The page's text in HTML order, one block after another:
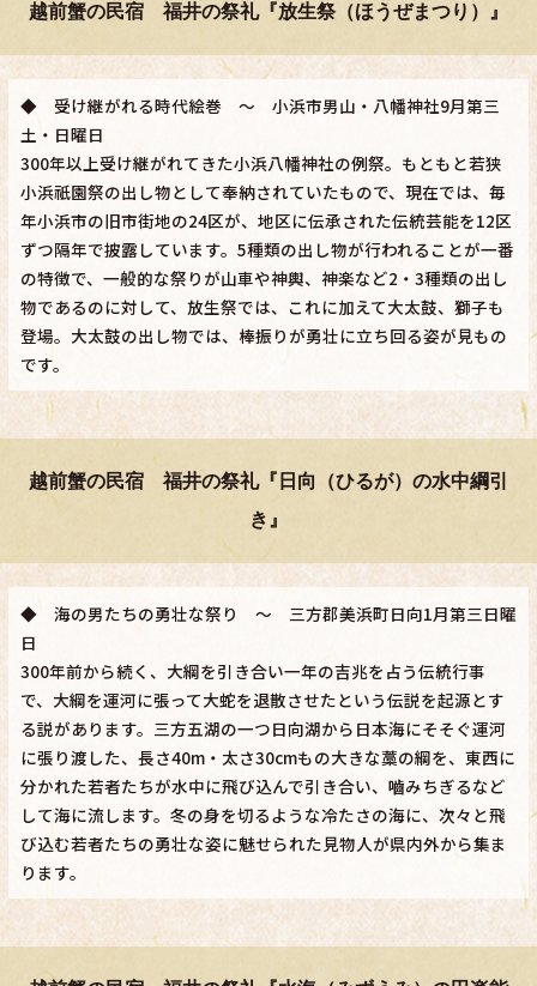
越前蟹の民宿 福井の祭礼『放生祭（ほうぜまつり）』
◆ 受け継がれる時代絵巻 ～ 小浜市男山・八幡神社9月第三
土・日曜日
300年以上受け継がれてきた小浜八幡神社の例祭。もともと若狭
小浜祇園祭の出し物として奉納されていたもので、現在では、毎
年小浜市の旧市街地の24区が、地区に伝承された伝統芸能を12区
ずつ隔年で披露しています。5種類の出し物が行われることが一番
の特徴で、一般的な祭りが山車や神輿、神楽など2・3種類の出し
物であるのに対して、放生祭では、これに加えて大太鼓、獅子も
登場。大太鼓の出し物では、棒振りが勇壮に立ち回る姿が見もの
です。
越前蟹の民宿 福井の祭礼『日向（ひるが）の水中綱引
き』
◆ 海の男たちの勇壮な祭り ～ 三方郡美浜町日向1月第三日曜
日
300年前から続く、大綱を引き合い一年の吉兆を占う伝統行事
で、大綱を運河に張って大蛇を退散させたという伝説を起源とす
る説があります。三方五湖の一つ日向湖から日本海にそそぐ運河
に張り渡した、長さ40m・太さ30cmもの大きな藁の綱を、東西に
分かれた若者たちが水中に飛び込んで引き合い、嚙みちぎるなど
して海に流します。冬の身を切るような冷たさの海に、次々と飛
び込む若者たちの勇壮な姿に魅せられた見物人が県内外から集ま
ります。